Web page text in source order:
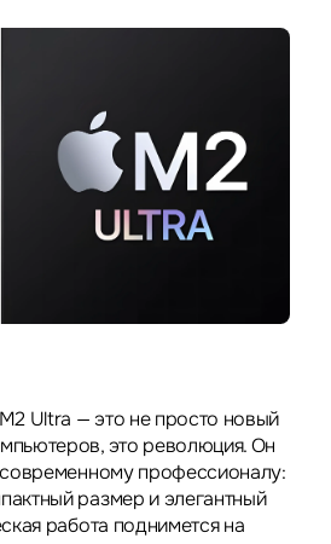
Ultra — это не просто новый
это революция. Он
профессионалу:
размер и элегантный
работа поднимется на